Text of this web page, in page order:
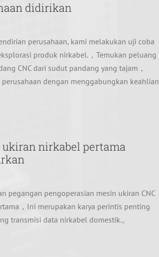
didirikan
perusahaan, kami melakukan uji coba
produk nirkabel.，Temukan peluang
CNC dari sudut pandang yang tajam，
dengan menggabungkan keahlian
ukiran nirkabel pertama
pegangan pengoperasian mesin ukiran CNC
，Ini merupakan karya perintis penting
transmisi data nirkabel domestik.。